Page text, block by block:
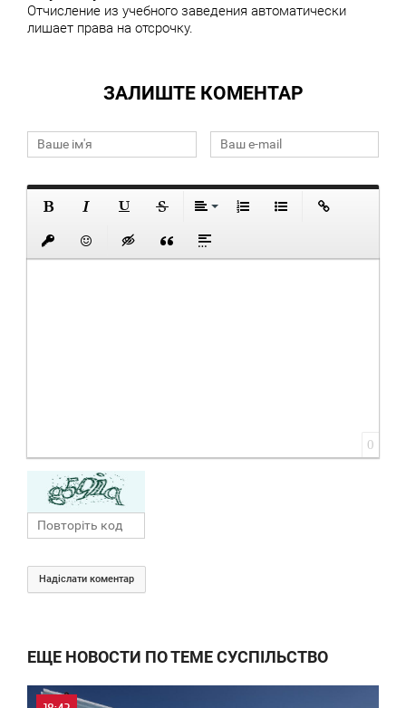
Отчисление из учебного заведения автоматически
лишает права на отсрочку.
ЗАЛИШТЕ КОМЕНТАР
0
Надіслати коментар
ЕЩЕ НОВОСТИ ПО ТЕМЕ СУСПІЛЬСТВО